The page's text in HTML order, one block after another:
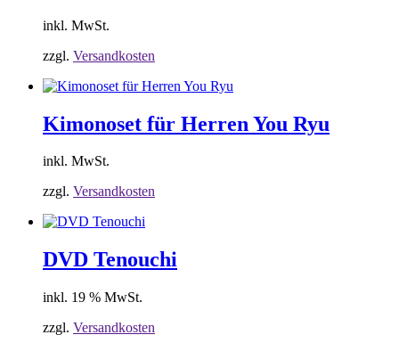
inkl. MwSt.
zzgl. Versandkosten
Kimonoset für Herren You Ryu
inkl. MwSt.
zzgl. Versandkosten
DVD Tenouchi
inkl. 19 % MwSt.
zzgl. Versandkosten